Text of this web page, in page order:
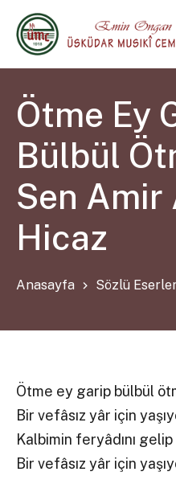
Ötme Ey
Bülbül
Sen Amir
Hicaz
Anasayfa Sözlü
Ötme ey garip bülbül
Bir vefâsız yâr için
Kalbimin feryâdını
Bir vefâsız yâr için